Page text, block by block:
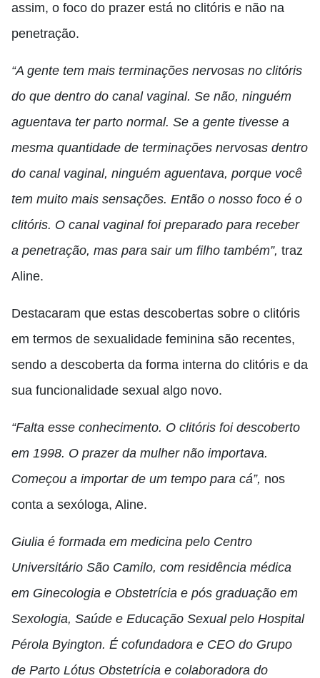
assim, o foco do prazer está no clitóris e não na
penetração.
“A gente tem mais terminações nervosas no clitóris
do que dentro do canal vaginal. Se não, ninguém
aguentava ter parto normal. Se a gente tivesse a
mesma quantidade de terminações nervosas dentro
do canal vaginal, ninguém aguentava, porque você
tem muito mais sensações. Então o nosso foco é o
clitóris. O canal vaginal foi preparado para receber
a penetração, mas para sair um filho também”, traz
Aline.
Destacaram que estas descobertas sobre o clitóris
em termos de sexualidade feminina são recentes,
sendo a descoberta da forma interna do clitóris e da
sua funcionalidade sexual algo novo.
“Falta esse conhecimento. O clitóris foi descoberto
em 1998. O prazer da mulher não importava.
Começou a importar de um tempo para cá”, nos
conta a sexóloga, Aline.
Giulia é formada em medicina pelo Centro
Universitário São Camilo, com residência médica
em Ginecologia e Obstetrícia e pós graduação em
Sexologia, Saúde e Educação Sexual pelo Hospital
Pérola Byington. É cofundadora e CEO do Grupo
de Parto Lótus Obstetrícia e colaboradora do